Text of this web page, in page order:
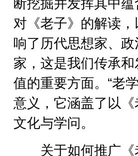
断挖掘并发挥其中
对《老子》的解读
响了历代思想家、
家，这是我们传承
值的重要方面。“老
意义，它涵盖了以
文化与学问。
关于如何推广《